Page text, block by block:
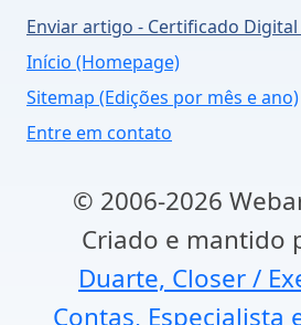
Enviar artigo - Certificado Digital
Início (Homepage)
Sitemap (Edições por mês e ano)
Entre em contato
© 2006-2026
Criado e mantido
Duarte, Closer /
Contas, Especialista